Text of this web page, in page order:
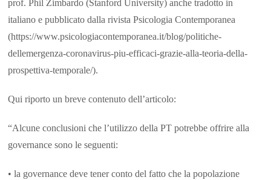
prof. Phil Zimbardo (Stanford University) anche tradotto in
italiano e pubblicato dalla rivista Psicologia Contemporanea
(https://www.psicologiacontemporanea.it/blog/politiche-
dellemergenza-coronavirus-piu-efficaci-grazie-alla-teoria-della-
prospettiva-temporale/).
Qui riporto un breve contenuto dell’articolo:
“Alcune conclusioni che l’utilizzo della PT potrebbe offrire alla
governance sono le seguenti:
• la governance deve tener conto del fatto che la popolazione